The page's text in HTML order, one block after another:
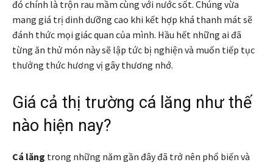
đó chính là trộn rau mầm cùng với nước sốt. Chúng vừa
mang giá trị dinh dưỡng cao khi kết hợp khá thanh mát sẽ
đánh thức mọi giác quan của mình. Hầu hết những ai đã
từng ăn thử món này sẽ lập tức bị nghiện và muốn tiếp tục
thưởng thức hương vị gây thương nhớ.
Giá cả thị trường cá lăng như thế
nào hiện nay?
Cá lăng trong những năm gần đây đã trở nên phổ biến và